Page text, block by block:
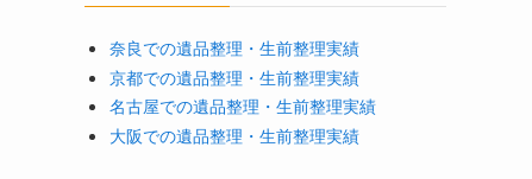
奈良での遺品整理・生前整理実績
京都での遺品整理・生前整理実績
名古屋での遺品整理・生前整理実績
大阪での遺品整理・生前整理実績